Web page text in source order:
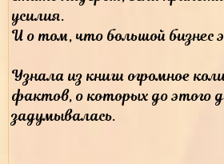
усилия.
И о том, что большой бизнес
Узнала из книги огромное
фактов, о которых до этого
задумывалась.